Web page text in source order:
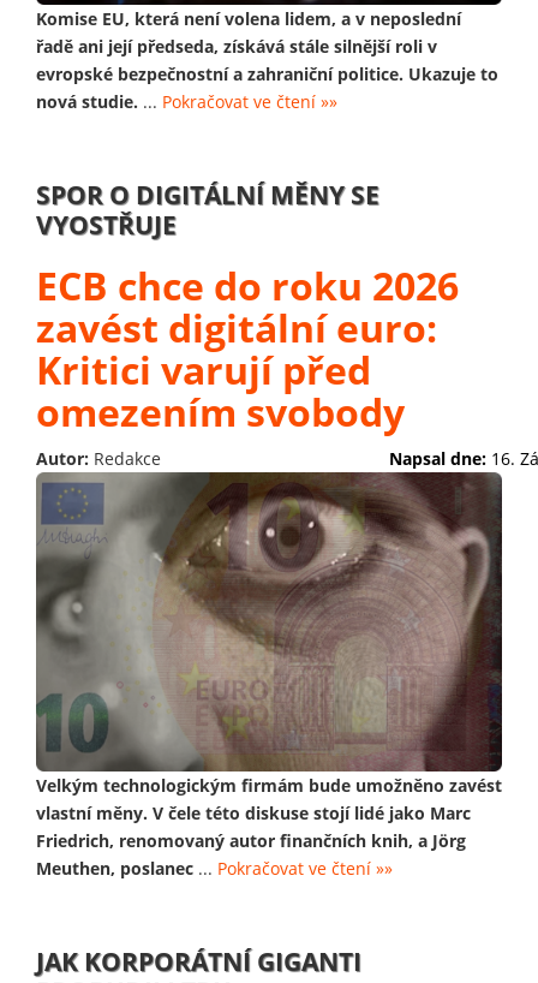
Komise EU, která není volena lidem, a v neposlední
řadě ani její předseda, získává stále silnější roli v
evropské bezpečnostní a zahraniční politice. Ukazuje to
nová studie. ... Pokračovat ve čtení »»
SPOR O DIGITÁLNÍ MĚNY SE
VYOSTŘUJE
ECB chce do roku 2026
zavést digitální euro:
Kritici varují před
omezením svobody
Autor: Redakce Napsal dne: 16.
Velkým technologickým firmám bude umožněno zavést
vlastní měny. V čele této diskuse stojí lidé jako Marc
Friedrich, renomovaný autor finančních knih, a Jörg
Meuthen, poslanec ... Pokračovat ve čtení »»
JAK KORPORÁTNÍ GIGANTI